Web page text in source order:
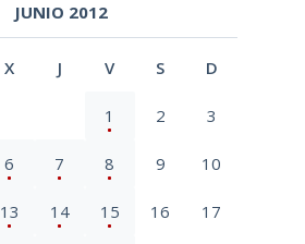
JUNIO 2012
X J V S D
1 2 3
6 7 8 9 10
13 14 15 16 17